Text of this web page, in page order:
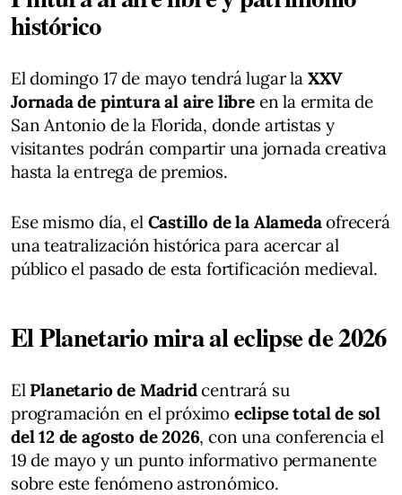
histórico
El domingo 17 de mayo tendrá lugar la XXV
Jornada de pintura al aire libreen la ermita de
San Antonio de la Florida, donde artistas y
visitantes podrán compartir una jornada creativa
hasta la entrega de premios.
Ese mismo día, el Castillo de la Alamedaofrecerá
una teatralización histórica para acercar al
público el pasado de esta fortificación medieval.
El Planetario mira al eclipse de 2026
El Planetario de Madridcentrará su
programación en el próximo eclipse total de sol
del 12 de agosto de 2026, con una conferencia el
19 de mayo y un punto informativo permanente
sobre este fenómeno astronómico.